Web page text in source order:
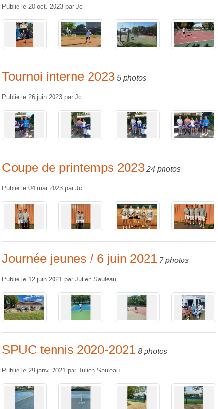
Publié le 20 oct. 2023 par Jc
Tournoi interne 2023 5 photos
Publié le 26 juin 2023 par Jc
Coupe de printemps 2023 24 photos
Publié le 04 mai 2023 par Jc
Journée jeunes / 6 juin 2021 7 photos
Publié le 12 juin 2021 par Julien Sauleau
SPUC tennis 2020-2021 8 photos
Publié le 29 janv. 2021 par Julien Sauleau